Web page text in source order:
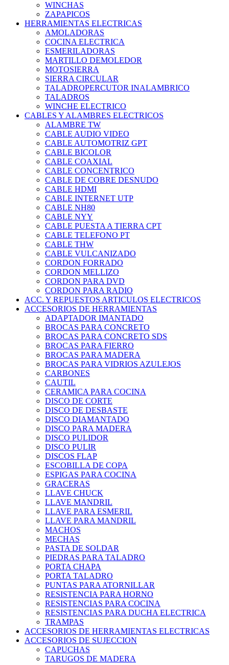
WINCHAS
ZAPAPICOS
HERRAMIENTAS ELECTRICAS
AMOLADORAS
COCINA ELECTRICA
ESMERILADORAS
MARTILLO DEMOLEDOR
MOTOSIERRA
SIERRA CIRCULAR
TALADROPERCUTOR INALAMBRICO
TALADROS
WINCHE ELECTRICO
CABLES Y ALAMBRES ELECTRICOS
ALAMBRE TW
CABLE AUDIO VIDEO
CABLE AUTOMOTRIZ GPT
CABLE BICOLOR
CABLE COAXIAL
CABLE CONCENTRICO
CABLE DE COBRE DESNUDO
CABLE HDMI
CABLE INTERNET UTP
CABLE NH80
CABLE NYY
CABLE PUESTA A TIERRA CPT
CABLE TELEFONO PT
CABLE THW
CABLE VULCANIZADO
CORDON FORRADO
CORDON MELLIZO
CORDON PARA DVD
CORDON PARA RADIO
ACC. Y REPUESTOS ARTICULOS ELECTRICOS
ACCESORIOS DE HERRAMIENTAS
ADAPTADOR IMANTADO
BROCAS PARA CONCRETO
BROCAS PARA CONCRETO SDS
BROCAS PARA FIERRO
BROCAS PARA MADERA
BROCAS PARA VIDRIOS AZULEJOS
CARBONES
CAUTIL
CERAMICA PARA COCINA
DISCO DE CORTE
DISCO DE DESBASTE
DISCO DIAMANTADO
DISCO PARA MADERA
DISCO PULIDOR
DISCO PULIR
DISCOS FLAP
ESCOBILLA DE COPA
ESPIGAS PARA COCINA
GRACERAS
LLAVE CHUCK
LLAVE MANDRIL
LLAVE PARA ESMERIL
LLAVE PARA MANDRIL
MACHOS
MECHAS
PASTA DE SOLDAR
PIEDRAS PARA TALADRO
PORTA CHAPA
PORTA TALADRO
PUNTAS PARA ATORNILLAR
RESISTENCIA PARA HORNO
RESISTENCIAS PARA COCINA
RESISTENCIAS PARA DUCHA ELECTRICA
TRAMPAS
ACCESORIOS DE HERRAMIENTAS ELECTRICAS
ACCESORIOS DE SUJECCION
CAPUCHAS
TARUGOS DE MADERA